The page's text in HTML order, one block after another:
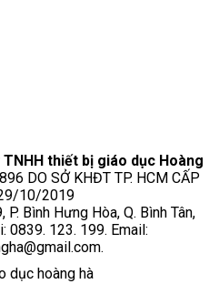
thiết bị giáo dục Hoàng
DO SỞ KHĐT TP. HCM CẤP
10/2019
Bình Hưng Hòa, Q. Bình Tân,
0839. 123. 199. Email: